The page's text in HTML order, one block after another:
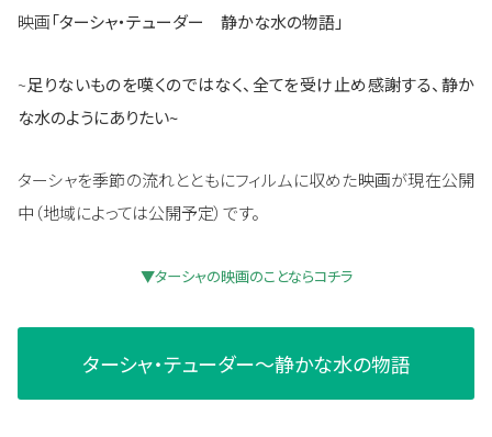
映画「ターシャ・テューダー 静かな水の物語」
~足りないものを嘆くのではなく、全てを受け止め感謝する、静か
な水のようにありたい~
ターシャを季節の流れとともにフィルムに収めた映画が現在公開
中（地域によっては公開予定）です。
▼ターシャの映画のことならコチラ
ターシャ・テューダー～静かな水の物語